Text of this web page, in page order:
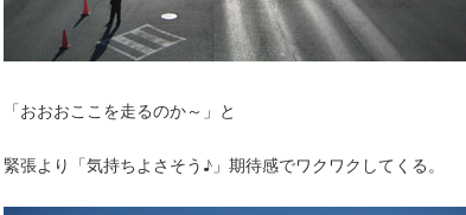
「おおおここを走るのか～」と
緊張より「気持ちよさそう♪」期待感でワクワクしてくる。